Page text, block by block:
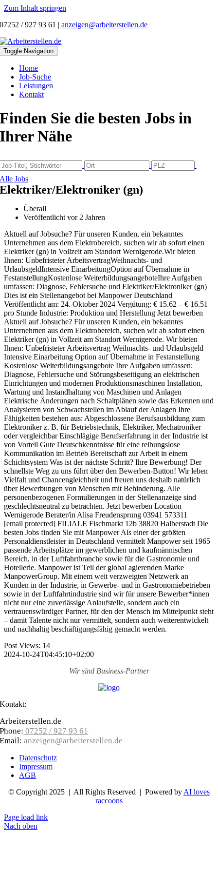
Zum Inhalt springen
07252 / 927 93 61 |anzeigen@arbeiterstellen.de
Toggle Navigation
Home
Job-Suche
Leistungen
Kontakt
Finden Sie die besten Jobs in
Ihrer Nähe
Alle Jobs
Elektriker/Elektroniker (gn)
Überall
Veröffentlicht vor 2 Jahren
Aktuell auf Jobsuche? Für unseren Kunden, ein bekanntes
Unternehmen aus dem Elektrobereich, suchen wir ab sofort einen
Elektriker (gn) in Vollzeit am Standort Wernigerode.Wir bieten
Ihnen: Unbefristeter ArbeitsvertragWeihnachts- und
UrlaubsgeldIntensive EinarbeitungOption auf Übernahme in
FestanstellungKostenlose WeiterbildungsangeboteIhre Aufgaben
umfassen: Diagnose, Fehlersuche und Elektriker/Elektroniker (gn)
Dies ist ein Stellenangebot bei Manpower Deutschland
Veröffentlicht am: 24. Oktober 2024 Vergütung: € 15.62 – € 16.51
pro Stunde Industrie: Produktion und Herstellung Jetzt bewerben
Aktuell auf Jobsuche? Für unseren Kunden, ein bekanntes
Unternehmen aus dem Elektrobereich, suchen wir ab sofort einen
Elektriker (gn) in Vollzeit am Standort Wernigerode. Wir bieten
Ihnen: Unbefristeter Arbeitsvertrag Weihnachts- und Urlaubsgeld
Intensive Einarbeitung Option auf Übernahme in Festanstellung
Kostenlose Weiterbildungsangebote Ihre Aufgaben umfassen:
Diagnose, Fehlersuche und Störungsbeseitigung an elektrischen
Einrichtungen und modernen Produktionsmaschinen Installation,
Wartung und Instandhaltung von Maschinen und Anlagen
Elektrische Änderungen nach Schaltplänen sowie das Erkennen und
Analysieren von Schwachstellen im Ablauf der Anlagen Ihre
Fähigkeiten bestehen aus: Abgeschlossene Berufsausbildung zum
Elektroniker z. B. für Betriebstechnik, Elektriker, Mechatroniker
oder vergleichbar Einschlägige Berufserfahrung in der Industrie ist
von Vorteil Gute Deutschkenntnisse für eine reibungslose
Kommunikation im Betrieb Bereitschaft zur Arbeit in einem
Schichtsystem Was ist der nächste Schritt? Ihre Bewerbung! Der
schnellste Weg zu uns führt über den Bewerben-Button! Wir leben
Vielfalt und Chancengleichheit und freuen uns deshalb natürlich
über Bewerbungen von Menschen mit Behinderung. Alle
personenbezogenen Formulierungen in der Stellenanzeige sind
geschlechtsneutral zu betrachten. Jetzt bewerben Location
Wernigerode Berater/in Alisa Freudensprung 03941 573311
[email protected] FILIALE Fischmarkt 12b 38820 Halberstadt Die
besten Jobs finden Sie mit Manpower Als einer der größten
Personal­dienst­leister in Deutschland vermittelt Manpower seit 1965
passende Arbeits­plätze im gewerblichen und kaufmännischen
Bereich, in der Luftfahrt­branche sowie für die Gastronomie und
Hotellerie. Manpower ist Teil der global agierenden Marke
ManpowerGroup. Mit einem weit verzweigten Netzwerk an
Kunden in der Industrie, in Gewerbe- und in Gastronomie­betrieben
sowie in der Luftfahrt­industrie sind wir für unsere Bewerber­*innen
nicht nur eine zuverlässige Anlauf­stelle, sondern auch ein
vertrauens­würdiger Partner, für den der Mensch im Mittelpunkt steht
– damit Talente nicht nur vermittelt, sondern auch weiter­entwickelt
und nachhaltig beschäftigungs­fähig gemacht werden.
Post Views: 14
2024-10-24T04:45:10+02:00
Wir sind Business-Partner
Kontakt:
Arbeiterstellen.de
Phone: 07252 / 927 93 61
Email:anzeigen@arbeiterstellen.de
Datenschutz
Impressum
AGB
© Copyright 2025 | All Rights Reserved | Powered by AI loves
raccoons
Page load link
Nach oben